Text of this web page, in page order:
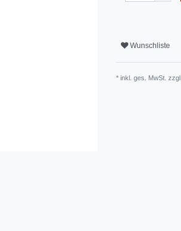
Wunschliste
* inkl. ges. MwSt. zzgl.